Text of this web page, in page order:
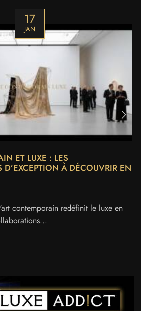
17
JAN
ET LUXE : LES
À DÉCOUVRIR EN
contemporain redéfinit le luxe en